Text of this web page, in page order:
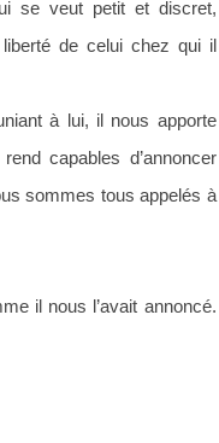
se veut petit et discret,
de celui chez qui il
à lui, il nous apporte
capables d’annoncer
sommes tous appelés à
il nous l’avait annoncé.